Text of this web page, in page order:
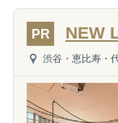
PR NEW
渋谷・恵比寿・